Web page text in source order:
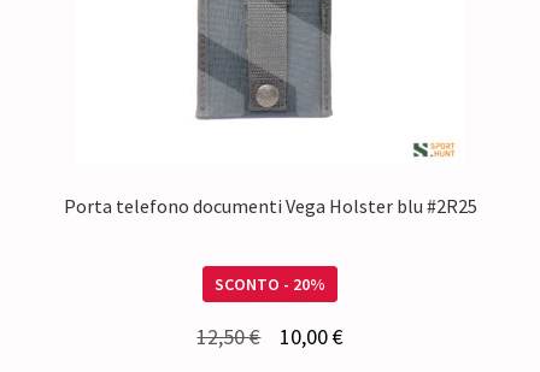
Porta telefono documenti Vega Holster blu #2R25
SCONTO - 20%
12,50€ 10,00€Il